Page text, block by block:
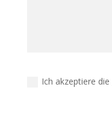
Ich akzeptiere die